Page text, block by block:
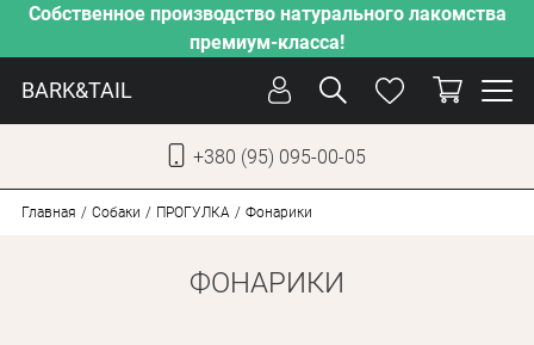
Собственное производство натурального лакомства
премиум-класса!
BARK&TAIL
+380 (95) 095-00-05
УХОД
Главная Собаки ПРОГУЛКА Фонарики
ФОНАРИКИ